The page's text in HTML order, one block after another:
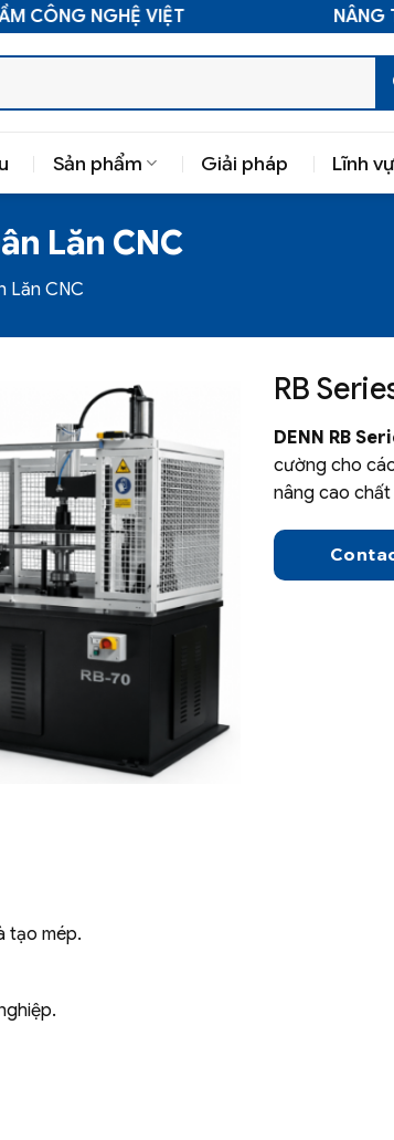
CÔNG NGHỆ VIỆT NÂNG
Sản phẩm Giải pháp Lĩnh
Lăn CNC
Lăn CNC
RB
DENN RB
cường cho
nâng cao
tạo mép.